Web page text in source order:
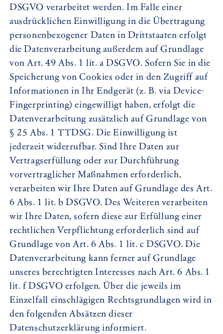
DSGVO verarbeitet werden. Im Falle einer
ausdrücklichen Einwilligung in die Übertragung
personenbezogener Daten in Drittstaaten erfolgt
die Datenverarbeitung außerdem auf Grundlage
von Art. 49 Abs. 1 lit. a DSGVO. Sofern Sie in die
Speicherung von Cookies oder in den Zugriff auf
Informationen in Ihr Endgerät (z. B. via Device-
Fingerprinting) eingewilligt haben, erfolgt die
Datenverarbeitung zusätzlich auf Grundlage von
§ 25 Abs. 1 TTDSG. Die Einwilligung ist
jederzeit widerrufbar. Sind Ihre Daten zur
Vertragserfüllung oder zur Durchführung
vorvertraglicher Maßnahmen erforderlich,
verarbeiten wir Ihre Daten auf Grundlage des Art.
6 Abs. 1 lit. b DSGVO. Des Weiteren verarbeiten
wir Ihre Daten, sofern diese zur Erfüllung einer
rechtlichen Verpflichtung erforderlich sind auf
Grundlage von Art. 6 Abs. 1 lit. c DSGVO. Die
Datenverarbeitung kann ferner auf Grundlage
unseres berechtigten Interesses nach Art. 6 Abs. 1
lit. f DSGVO erfolgen. Über die jeweils im
Einzelfall einschlägigen Rechtsgrundlagen wird in
den folgenden Absätzen dieser
Datenschutzerklärung informiert.